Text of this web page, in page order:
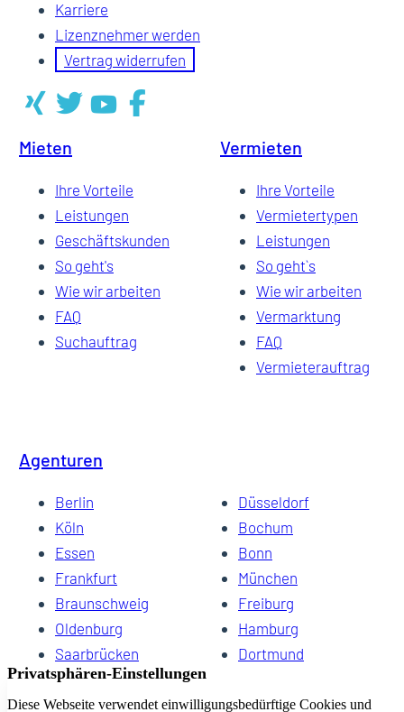
Karriere
Lizenznehmer werden
Vertrag widerrufen
Mieten
Ihre Vorteile
Leistungen
Geschäftskunden
So geht's
Wie wir arbeiten
FAQ
Suchauftrag
Vermieten
Ihre Vorteile
Vermietertypen
Leistungen
So geht`s
Wie wir arbeiten
Vermarktung
FAQ
Vermieterauftrag
Agenturen
Berlin
Düsseldorf
Köln
Bochum
Essen
Bonn
Frankfurt
München
Braunschweig
Freiburg
Oldenburg
Hamburg
Saarbrücken
Dortmund
Hannover
Dresden
Kiel